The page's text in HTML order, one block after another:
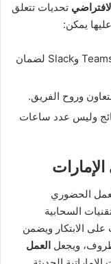
تحديات تتعلق
يمكن:
اعتماد أدوات تواصل رقمية فعالة مثل Teams وSlack لضمان
وروح الفريق.
وليس عدد ساعات
الحضوري
السحابية
على الابتكار ويضمن
ويجعل العمل